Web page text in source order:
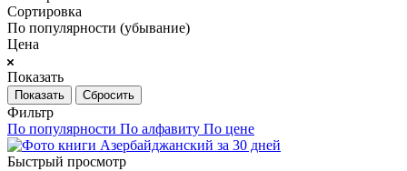
Сортировка
По популярности (убывание)
Цена
Показать
Сбросить
Фильтр
По популярности По алфавиту По цене
Быстрый просмотр